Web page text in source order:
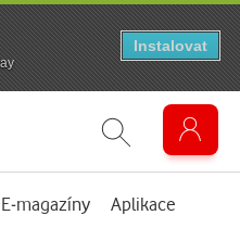
E-magazíny Aplikace
Instalovat